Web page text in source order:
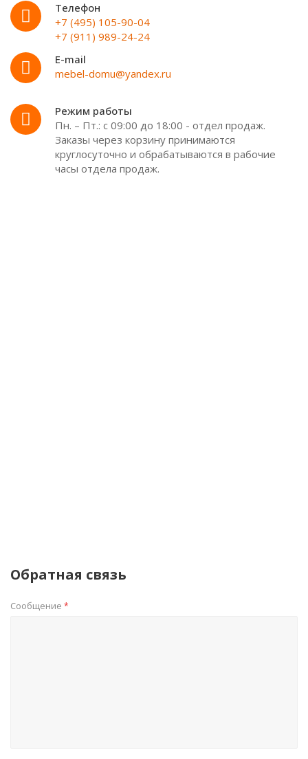
Телефон
+7 (495) 105-90-04
+7 (911) 989-24-24
E-mail
mebel-domu@yandex.ru
Режим работы
Пн. – Пт.: с 09:00 до 18:00 - отдел продаж.
Заказы через корзину принимаются
круглосуточно и обрабатываются в рабочие
часы отдела продаж.
Обратная связь
Сообщение *